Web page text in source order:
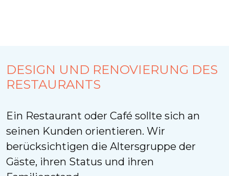
DESIGN UND RENOVIERUNG DES
RESTAURANTS
Ein Restaurant oder Café sollte sich an
seinen Kunden orientieren. Wir
berücksichtigen die Altersgruppe der
Gäste, ihren Status und ihren